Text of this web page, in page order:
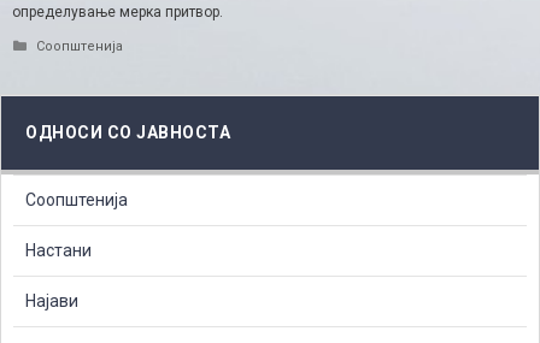
определување мерка притвор.
Categories
Соопштенија
ОДНОСИ СО ЈАВНОСТА
Соопштенија
Настани
Најави